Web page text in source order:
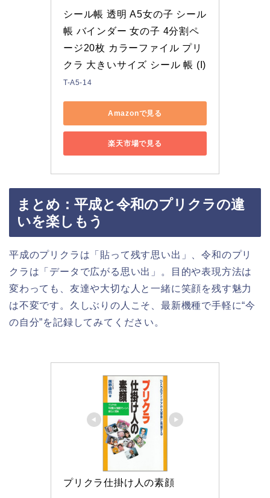
シール帳 透明 A5女の子 シール
帳 バインダー 女の子 4分割ペ
ージ20枚 カラーファイル プリ
クラ 大きいサイズ シール 帳 (I)
T-A5-14
Amazonで見る
楽天市場で見る
まとめ：平成と令和のプリクラの違
いを楽しもう
平成のプリクラは「貼って残す思い出」、令和のプリ
クラは「データで広がる思い出」。目的や表現方法は
変わっても、友達や大切な人と一緒に笑顔を残す魅力
は不変です。久しぶりの人こそ、最新機種で手軽に“今
の自分”を記録してみてください。
プリクラ仕掛け人の素顔